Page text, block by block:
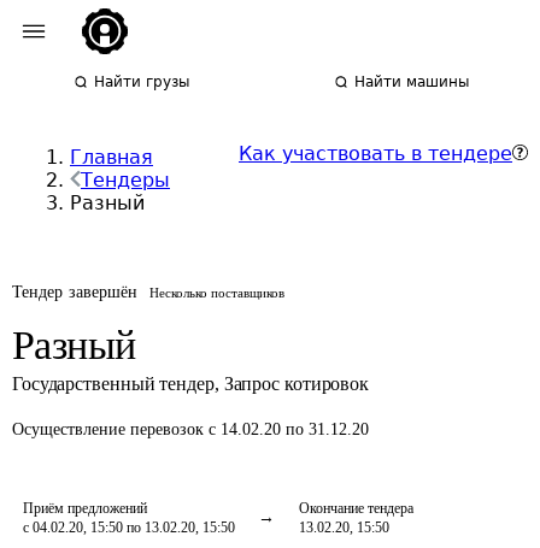
Найти грузы Найти машины
Главная
Тендеры
Разный
Как участвовать в тендере
Тендер завершён Несколько поставщиков
Разный
Государственный тендер, Запрос котировок
Осуществление перевозок с 14.02.20 по 31.12.20
Приём предложений
с 04.02.20, 15:50 по 13.02.20, 15:50
Окончание тендера
13.02.20, 15:50